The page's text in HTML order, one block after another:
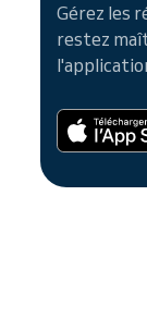
Gérez les
restez